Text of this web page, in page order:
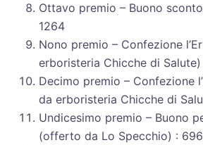
Ottavo premio – Buono
1264
Nono premio – Confezione
erboristeria Chicche di Salute)
Decimo premio – Confezione
da erboristeria Chicche di
Undicesimo premio – Buono
(offerto da Lo Specchio) :